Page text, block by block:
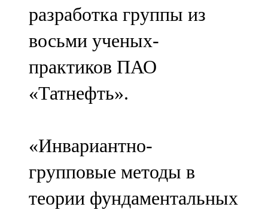
разработка группы из
восьми ученых-
практиков ПАО
«Татнефть».
«Инвариантно-
групповые методы в
теории фундаментальных